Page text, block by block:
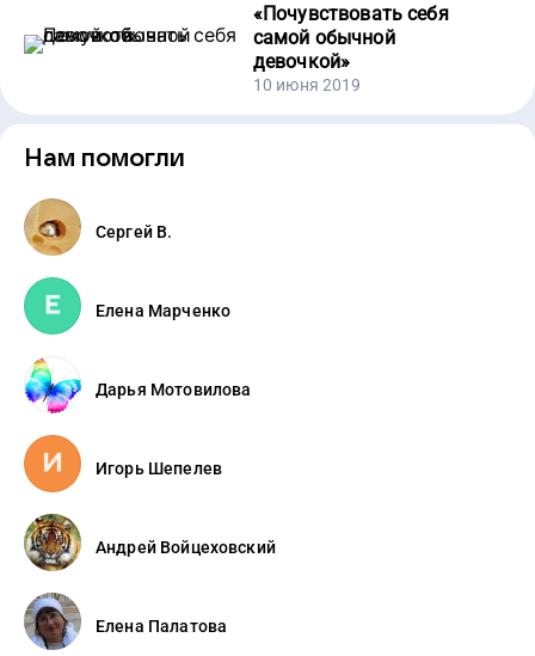
«Почувствовать себя
самой обычной
девочкой»
10 июня 2019
Нам помогли
Сергей В.
Елена Марченко
Дарья Мотовилова
Игорь Шепелев
Андрей Войцеховский
Елена Палатова